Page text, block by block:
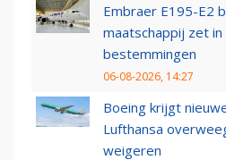
Embraer E195-E2
maatschappij zet
bestemmingen
06-08-2026, 14:27
Boeing krijgt
Lufthansa
weigeren